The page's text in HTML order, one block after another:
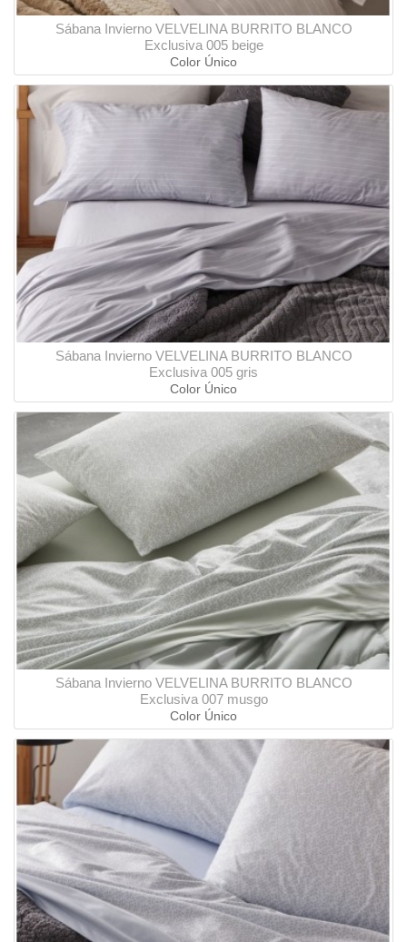
Sábana Invierno VELVELINA BURRITO BLANCO
Exclusiva 005 beige
Color Único
Sábana Invierno VELVELINA BURRITO BLANCO
Exclusiva 005 gris
Color Único
Sábana Invierno VELVELINA BURRITO BLANCO
Exclusiva 007 musgo
Color Único